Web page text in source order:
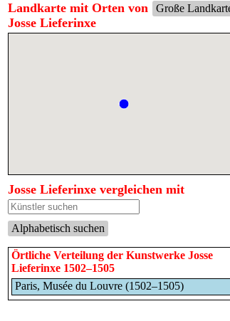
Große
Landkarte mit Orten von
Josse Lieferinxe
Josse Lieferinxe vergleichen mit
Alphabetisch suchen
Örtliche Verteilung der Kunstwerke Josse
Lieferinxe 1502–1505
Paris, Musée du Louvre (1502–1505)